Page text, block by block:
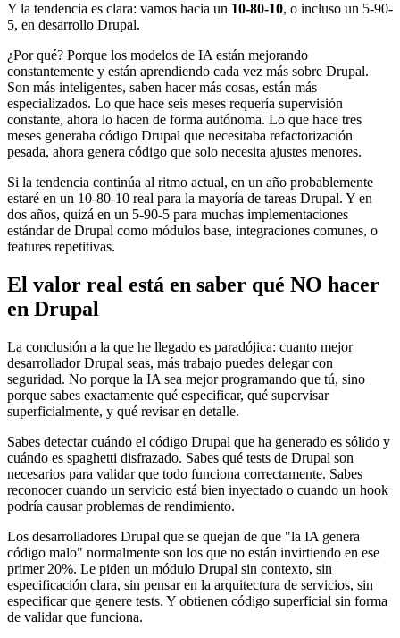
Y la tendencia es clara: vamos hacia un 10-80-10, o incluso un 5-90-
5, en desarrollo Drupal.
¿Por qué? Porque los modelos de IA están mejorando
constantemente y están aprendiendo cada vez más sobre Drupal.
Son más inteligentes, saben hacer más cosas, están más
especializados. Lo que hace seis meses requería supervisión
constante, ahora lo hacen de forma autónoma. Lo que hace tres
meses generaba código Drupal que necesitaba refactorización
pesada, ahora genera código que solo necesita ajustes menores.
Si la tendencia continúa al ritmo actual, en un año probablemente
estaré en un 10-80-10 real para la mayoría de tareas Drupal. Y en
dos años, quizá en un 5-90-5 para muchas implementaciones
estándar de Drupal como módulos base, integraciones comunes, o
features repetitivas.
El valor real está en saber qué NO hacer
en Drupal
La conclusión a la que he llegado es paradójica: cuanto mejor
desarrollador Drupal seas, más trabajo puedes delegar con
seguridad. No porque la IA sea mejor programando que tú, sino
porque sabes exactamente qué especificar, qué supervisar
superficialmente, y qué revisar en detalle.
Sabes detectar cuándo el código Drupal que ha generado es sólido y
cuándo es spaghetti disfrazado. Sabes qué tests de Drupal son
necesarios para validar que todo funciona correctamente. Sabes
reconocer cuando un servicio está bien inyectado o cuando un hook
podría causar problemas de rendimiento.
Los desarrolladores Drupal que se quejan de que "la IA genera
código malo" normalmente son los que no están invirtiendo en ese
primer 20%. Le piden un módulo Drupal sin contexto, sin
especificación clara, sin pensar en la arquitectura de servicios, sin
especificar que genere tests. Y obtienen código superficial sin forma
de validar que funciona.